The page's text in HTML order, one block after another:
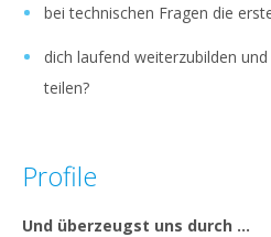
bei technischen Fragen die
dich laufend weiterzubilden
teilen?
Profile
Und überzeugst uns durch …